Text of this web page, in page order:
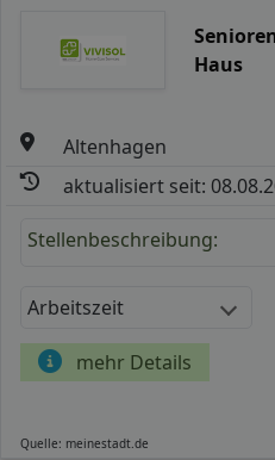
Haus
Altenhagen
aktualisiert seit:
Stellenbeschreibung:
Arbeitszeit
mehr Details
Quelle: meinestadt.de